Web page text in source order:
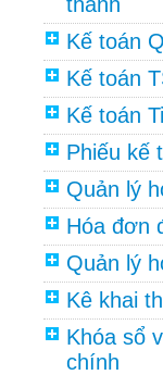
Kế toán
Kế toán
Kế toán
Phiếu kế
Quản lý
Hóa đơn
Quản lý
Kê khai
Khóa sổ
chính